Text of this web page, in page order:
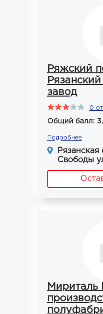
Ряжский
завод
0
Общий балл:
Подробнее
Рязанская
Свободы
Мириталь